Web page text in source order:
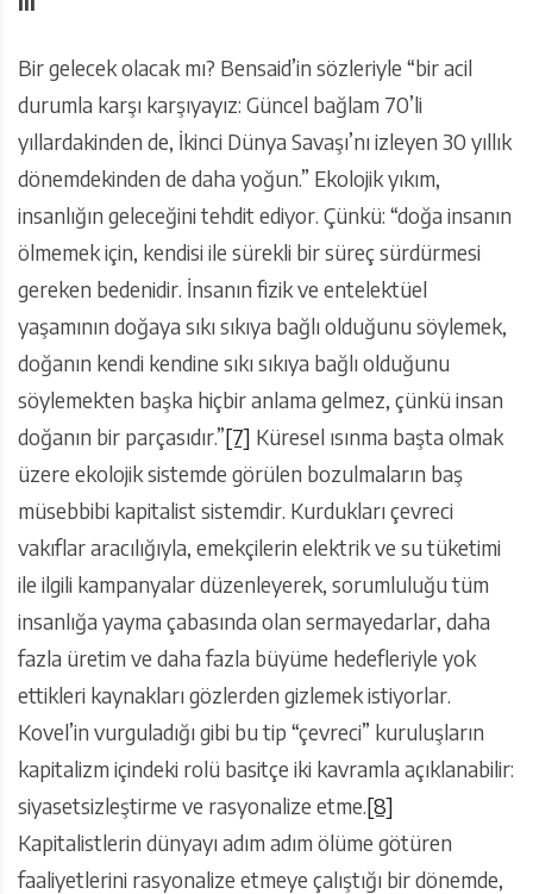
Bir gelecek olacak mı? Bensaid’in sözleriyle “bir acil
durumla karşı karşıyayız: Güncel bağlam 70’li
yıllardakinden de, İkinci Dünya Savaşı’nı izleyen 30 yıllık
dönemdekinden de daha yoğun.” Ekolojik yıkım,
insanlığın geleceğini tehdit ediyor. Çünkü: “doğa insanın
ölmemek için, kendisi ile sürekli bir süreç sürdürmesi
gereken bedenidir. İnsanın fizik ve entelektüel
yaşamının doğaya sıkı sıkıya bağlı olduğunu söylemek,
doğanın kendi kendine sıkı sıkıya bağlı olduğunu
söylemekten başka hiçbir anlama gelmez, çünkü insan
doğanın bir parçasıdır.”[7] Küresel ısınma başta olmak
üzere ekolojik sistemde görülen bozulmaların baş
müsebbibi kapitalist sistemdir. Kurdukları çevreci
vakıflar aracılığıyla, emekçilerin elektrik ve su tüketimi
ile ilgili kampanyalar düzenleyerek, sorumluluğu tüm
insanlığa yayma çabasında olan sermayedarlar, daha
fazla üretim ve daha fazla büyüme hedefleriyle yok
ettikleri kaynakları gözlerden gizlemek istiyorlar.
Kovel’in vurguladığı gibi bu tip “çevreci” kuruluşların
kapitalizm içindeki rolü basitçe iki kavramla açıklanabilir:
siyasetsizleştirme ve rasyonalize etme.[8]
Kapitalistlerin dünyayı adım adım ölüme götüren
faaliyetlerini rasyonalize etmeye çalıştığı bir dönemde,